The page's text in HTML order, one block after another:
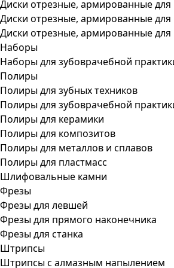
Диски отрезные, армированные для
Диски отрезные, армированные для
Диски отрезные, армированные для
Наборы
Наборы для зубоврачебной
Полиры
Полиры для зубных техников
Полиры для зубоврачебной
Полиры для керамики
Полиры для композитов
Полиры для металлов и сплавов
Полиры для пластмасс
Шлифовальные камни
Фрезы
Фрезы для левшей
Фрезы для прямого наконечника
Фрезы для станка
Штрипсы
Штрипсы c алмазным напылением